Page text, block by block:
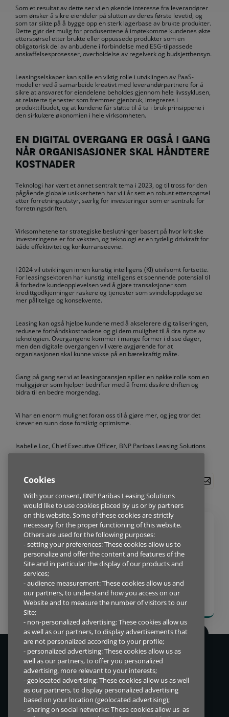
Som et resultat av dette ser vi en økende interesse fra leverandører
som ønsker å sikre eiendeler på slutten av deres første levetid, og
som tar sikte på å bygge opp en sterk lagerbase av brukte produkter.
Dette gjør det mulig for produsentene å imøtekomme kundenes økte
etterspørsel etter brukte eller oppussede produkter som en
obligatorisk del av anbudene i forbindelse med ESG-tilpassede
anskaffelsesprosesser, overholdelse av regelverk og budsjetthensyn.
Leasingselskaper kan spille en viktig rolle i utviklingen av PaaS-
modeller ved å samarbeide kreativt med leverandørpartnere for å
sikre at ansvaret for eiendelene beholdes gjennom hele livssyklusen,
at relaterte tjenester som fremmer gjenbruk, integreres i
produkttilbudet, og at kundene får støtte til å ta i bruk prinsippene i
den sirkulære økonomien i hele virksomheten.
EN DIGITAL OVERGANG ER OGSÅ I GANG
NÅR ORGANISASJONER SKAL HÅNDTERE
KOSTNADER
Teknologi har vært et annet sentralt tema i 2023, og til tross for den
pågående globale usikkerheten har vi i år sett en robust etterspørsel
etter forretningsutstyr, særlig for investeringer som er sentrale for
forretningsdriften.
Virksomhetene tar strategiske beslutninger basert på hvor kritiske
investeringene er for veksten, og teknologi er en tydelig drivkraft for
både effektivitet og konkurranseevne.
I 2024 vil utviklingen innen kunstig intelligens (KI) utvilsomt fortsette.
For leasingsektoren har kunstig intelligens et spennende potensial til
å forbedre kundeopplevelsen ved å gjøre transaksjoner som
kredittgodkjenninger raskere og tjenester som svindeloppdagelse
mer pålitelige og konsekvente.
Leasing kan også hjelpe kundene med å akselerere digitaliseringen,
redusere forhåndskostnadene og gi dem mulighet til å dra nytte av
teknologien. Overgangene kommer i mange former i disse dager,
men den digitale overgangen vil være avgjørende for at
organisasjonen skal kunne vokse på en bærekraftig måte.
Gang på gang ser vi at leasingbransjen spiller en nøkkelrolle som en
muliggjører som hjelper bedrifter med å fremtidssikre driften og
bidra til en bedre morgendag.
Vi har en enorm mulighet foran oss til å gjøre mer, og jeg tror det
krever en sunn dose forsiktig optimisme.
Isabelle Loc, Chief Executive Officer, BNP Paribas Leasing Solutions
Blogg
BÆREKRAFT BLOGG PRODUKT
2024.10.07
PRODUKT-SOM-EN-TJENESTE
MODELLER: “ET VESENTLIG BIDRAG
TIL OVERGANGEN TIL EN SIRKULÆR
ØKONOMI”
Vi lever i en tid med konstant endring, derfor ønsker vi å tilby
finansieringsløsninger som hjelper både mennesker og bedrifter
verden over.
SNARVEIER DIREKTETILGANG
Cookies
With your consent, BNP Paribas Leasing Solutions
would like to use cookies placed by us or by partners
on this website. Some of these cookies are strictly
necessary for the proper functioning of this website.
Others are used for the following purposes:
- setting your preferences: These cookies allow us to
personalize and offer the content and features of the
Site and in particular the display of our products and
services;
- audience measurement: These cookies allow us and
our partners, to understand how you access on our
Website and to measure the number of visitors to our
Site;
- non-personalized advertising: These cookies allow us
as well as our partners, to display advertisements that
are not personalized according to your profile;
- personalized advertising: These cookies allow us as
well as our partners, to offer you personalized
advertising, more relevant to your interests;
- geolocated advertising: These cookies allow us as well
as our partners, to display personalized advertising
based on your location (geolocated advertising);
- sharing on social networks: These cookies allow us as